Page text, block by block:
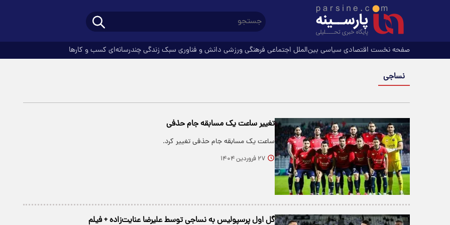
صفحه نخست اقتصادی سیاسی بین‌الملل اجتماعی فرهنگیورزشی دانش و فناوری سبک زندگیچندرسانه‌ای کسب و کارها
نساجی
تغییر ساعت یک مسابقه جام حذفی
ساعت یک مسابقه جام حذفی تغییر کرد.
۲۷ فروردین ۱۴۰۴
گل اول پرسپولیس به نساجی توسط علیرضا عنایت‌زاده + فیلم